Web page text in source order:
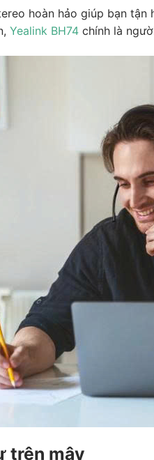
hoàn hảo giúp bạn
Yealink BH74 chính là
trên mây